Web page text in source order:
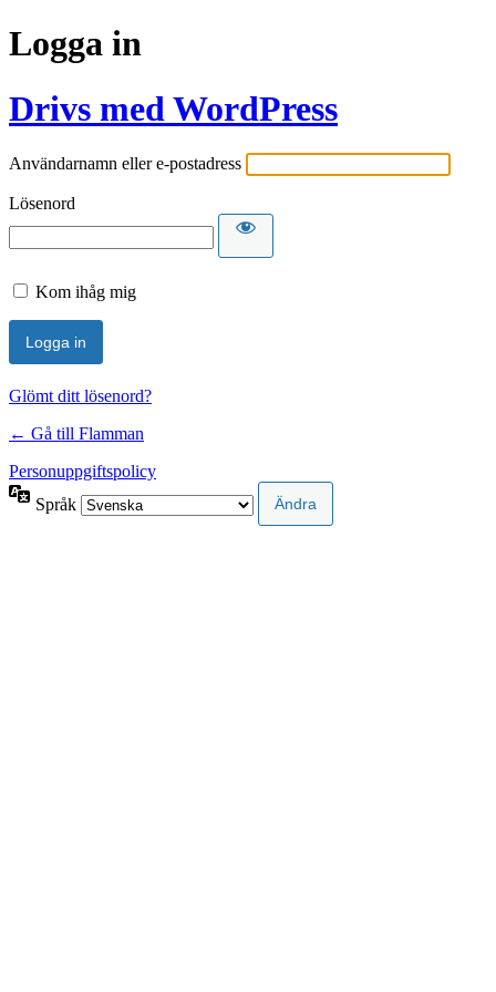
Logga in
Drivs med WordPress
Användarnamn eller e-postadress
Lösenord
Kom ihåg mig
Glömt ditt lösenord?
← Gå till Flamman
Personuppgiftspolicy
Språk